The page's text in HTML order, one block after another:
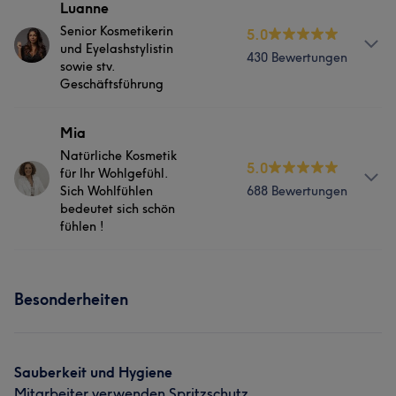
Luanne
Senior Kosmetikerin
und Eyelashstylistin
sowie stv.
Geschäftsführung
5.0
430 Bewertungen
Services
Nägel Körper Gesicht Massage
Haarentfernung
Professionell 20
Mia
Natürliche Kosmetik
für Ihr Wohlgefühl.
Sich Wohlfühlen
bedeutet sich schön
fühlen !
5.0
688 Bewertungen
Das Roscha-Kosmetik-Institut München wird seit 2019 im
dem Gleichklang von Körper, Geist und Seele. Unsere
Schönheitspflege ist immer eine Ganzheitskosmetik, bei
Besonderheiten
Sauberkeit und Hygiene